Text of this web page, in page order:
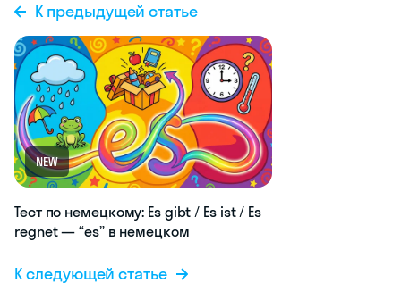
К предыдущей статье
NEW
Тест по немецкому: Es gibt / Es ist / Es
regnet — “es” в немецком
К следующей статье